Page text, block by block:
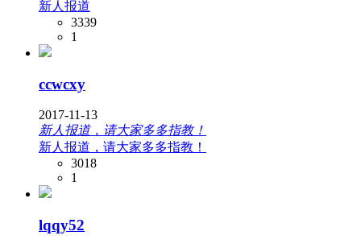
新人报道
3339
1
ccwcxy
2017-11-13
新人报道，请大家多多指教！
新人报道，请大家多多指教！
3018
1
lqqy52